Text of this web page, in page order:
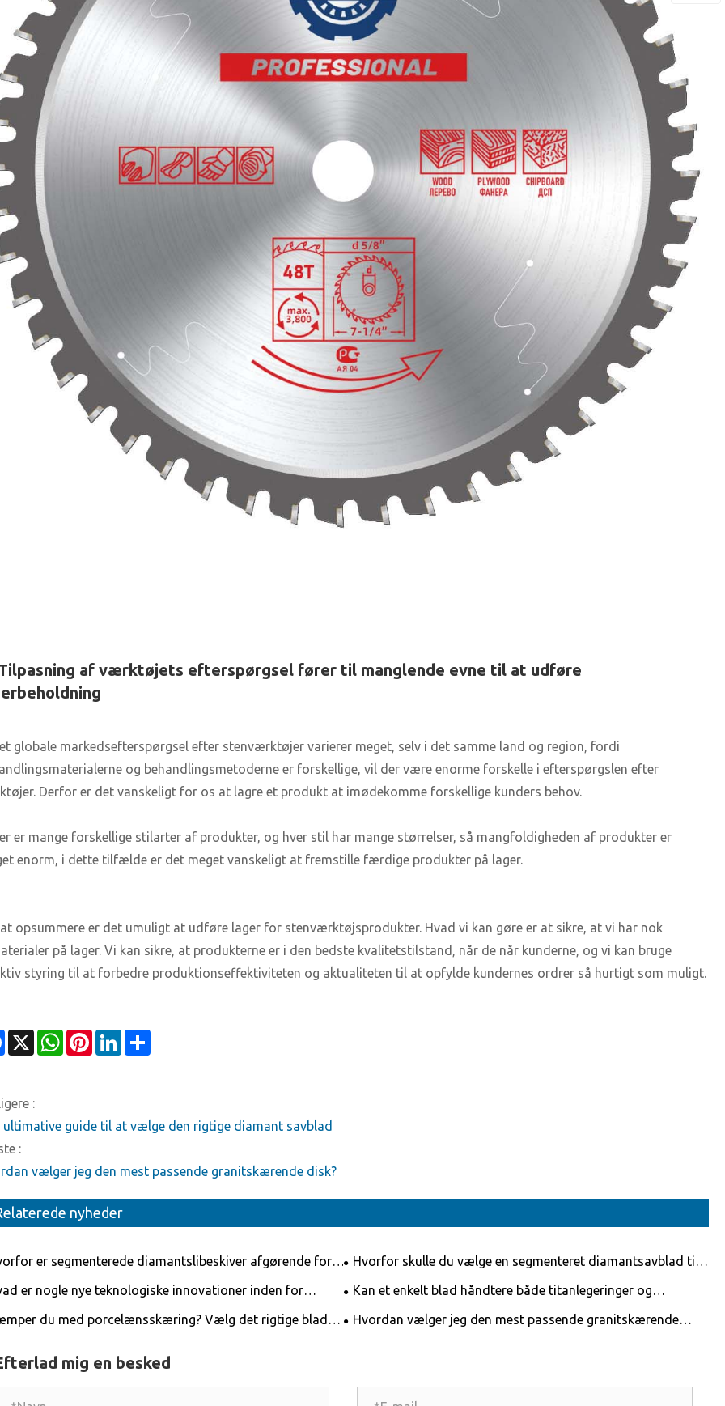
af værktøjets efterspørgsel fører til manglende evne til at udføre
globale markedsefterspørgsel efter stenværktøjer varierer meget, selv i det samme land og region, fordi
og behandlingsmetoderne er forskellige, vil der være enorme forskelle i efterspørgslen efter
Derfor er det vanskeligt for os at lagre et produkt at imødekomme forskellige kunders behov.
er mange forskellige stilarter af produkter, og hver stil har mange størrelser, så mangfoldigheden af ​​produkter er
enorm, i dette tilfælde er det meget vanskeligt at fremstille færdige produkter på lager.
opsummere er det umuligt at udføre lager for stenværktøjsprodukter. Hvad vi kan gøre er at sikre, at vi har nok
på lager. Vi kan sikre, at produkterne er i den bedste kvalitetstilstand, når de når kunderne, og vi kan bruge
styring til at forbedre produktionseffektiviteten og aktualiteten til at opfylde kundernes ordrer så hurtigt som muligt.
Facebook
X WhatsAppPinterestLinkedIn
:
ultimative guide til at vælge den rigtige diamant savblad
:
vælger jeg den mest passende granitskærende disk?
nyheder
er segmenterede diamantslibeskiver afgørende for
overfladeforberedelse?
Hvorfor skulle du vælge en segmenteret diamantsavblad til
professionel klipning?
er nogle nye teknologiske innovationer inden for
savklinger?
Kan et enkelt blad håndtere både titanlegeringer og
carbonfiberkompositter?
du med porcelænsskæring? Vælg det rigtige blad
Hvordan vælger jeg den mest passende granitskærende
mig en besked